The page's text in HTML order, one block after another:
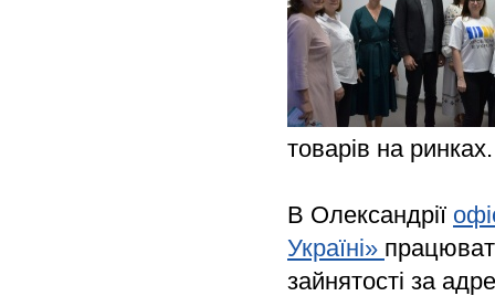
товарів на ринках.
В Олександрії
Україні»
зайнятості за